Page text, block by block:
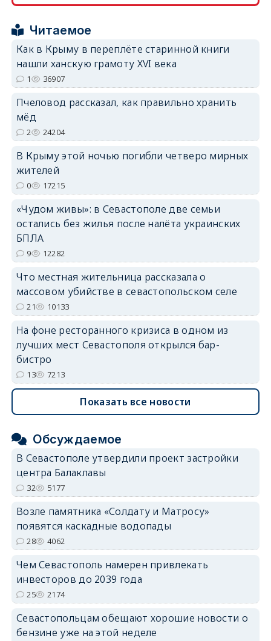
Читаемое
Как в Крыму в переплёте старинной книги
нашли ханскую грамоту XVI века
1 36907
Пчеловод рассказал, как правильно хранить
мёд
2 24204
В Крыму этой ночью погибли четверо мирных
жителей
0 17215
«Чудом живы»: в Севастополе две семьи
остались без жилья после налёта украинских
БПЛА
9 12282
Что местная жительница рассказала о
массовом убийстве в севастопольском селе
21 10133
На фоне ресторанного кризиса в одном из
лучших мест Севастополя открылся бар-
бистро
13 7213
Показать все новости
Обсуждаемое
В Севастополе утвердили проект застройки
центра Балаклавы
32 5177
Возле памятника «Солдату и Матросу»
появятся каскадные водопады
28 4062
Чем Севастополь намерен привлекать
инвесторов до 2039 года
25 2174
Севастопольцам обещают хорошие новости о
бензине уже на этой неделе